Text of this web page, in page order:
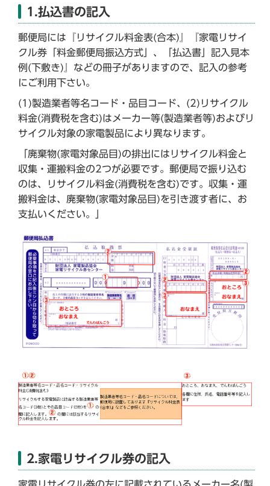
1.払込書の記入
郵便局には『リサイクル料金表(合本)』『家電リサイ
クル券「料金郵便局振込方式」、「払込書」記入見本
例(下敷き)』などの冊子がありますので、記入の参考
にご利用下さい。
(1)製造業者等名コード・品目コード、(2)リサイクル
料金(消費税を含む)はメーカー等(製造業者等)およびリ
サイクル対象の家電製品により異なります。
「廃棄物(家電対象品目)の排出にはリサイクル料金と
収集・運搬料金の2つが必要です。郵便局で振り込む
のは、リサイクル料金(消費税を含む)です。収集・運
搬料金は、廃棄物(家電対象品目)を引き渡す者に、お
支払いください。」
2.家電リサイクル券の記入